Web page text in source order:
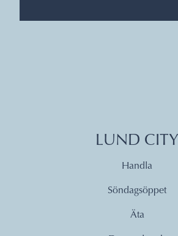
LUND CITY
Handla
Söndagsöppet
Äta